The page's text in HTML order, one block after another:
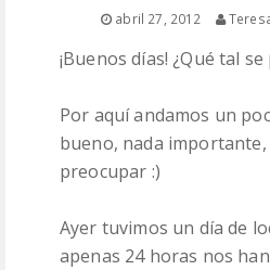
LANAS
abril 27, 2012
¡Buenos días! ¿Qué tal
Por aquí andamos un
bueno, nada
preocupar :)
Ayer tuvimos un día de
apenas 24 horas nos